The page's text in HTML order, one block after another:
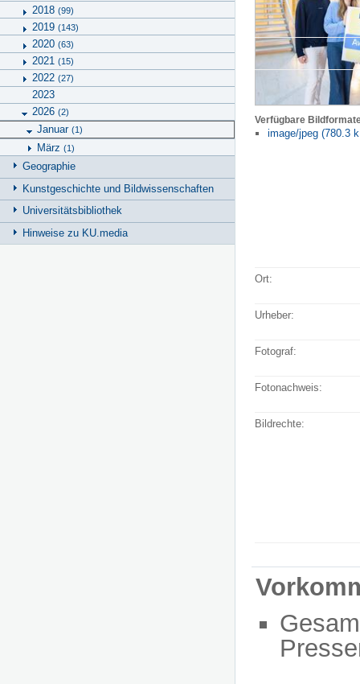
2018 (99)
2019 (143)
2020 (63)
2021 (15)
2022 (27)
2023
2026 (2)
Januar (1)
März (1)
Geographie
Kunstgeschichte und Bildwissenschaften
Universitätsbibliothek
Hinweise zu KU.media
Verfügbare
image/jpeg (780.3
Ort:
Urheber:
Fotograf:
Fotonachweis:
Bildrechte: